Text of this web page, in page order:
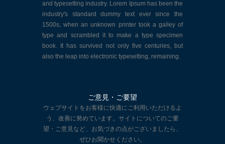
and typesetting industry. Lorem Ipsum has been the
industry's standard dummy text ever since the
1500s, when an unknown printer took a galley of
type and scrambled it to make a type specimen
book. It has survived not only five centuries, but
also the leap into electronic typesetting, remaining.
ご意見・ご要望
ウェブサイトをお客様に快適にご利用いただけるよ
う、改善に努めています。サイトについてのご要
望・ご意見など、お気づきの点がございましたら、
ぜひお聞かせください。